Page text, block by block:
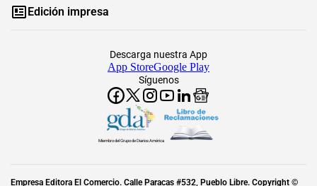
Edición impresa
Síguenos
Descarga nuestra App
App StoreGoogle Play
Miembro del Grupo de Diarios América
Empresa Editora El Comercio. Calle Paracas #532, Pueblo Libre. Copyright ©